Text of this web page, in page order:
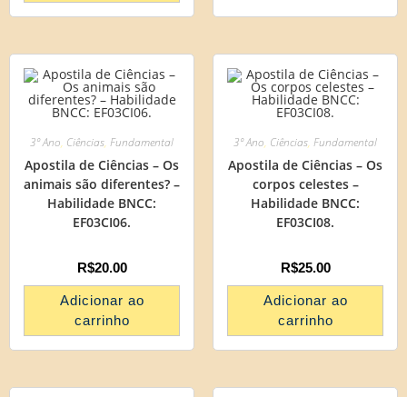
3º Ano, Ciências, Fundamental
Apostila de Ciências – Os
animais são diferentes? –
Habilidade BNCC:
EF03CI06.
R$20.00
Adicionar ao
carrinho
3º Ano, Ciências, Fundamental
Apostila de Ciências – Os
corpos celestes –
Habilidade BNCC:
EF03CI08.
R$25.00
Adicionar ao
carrinho